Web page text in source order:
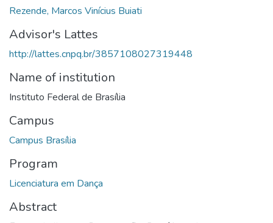
Rezende, Marcos Vinícius Buiati
Advisor's Lattes
http://lattes.cnpq.br/3857108027319448
Name of institution
Instituto Federal de Brasília
Campus
Campus Brasília
Program
Licenciatura em Dança
Abstract